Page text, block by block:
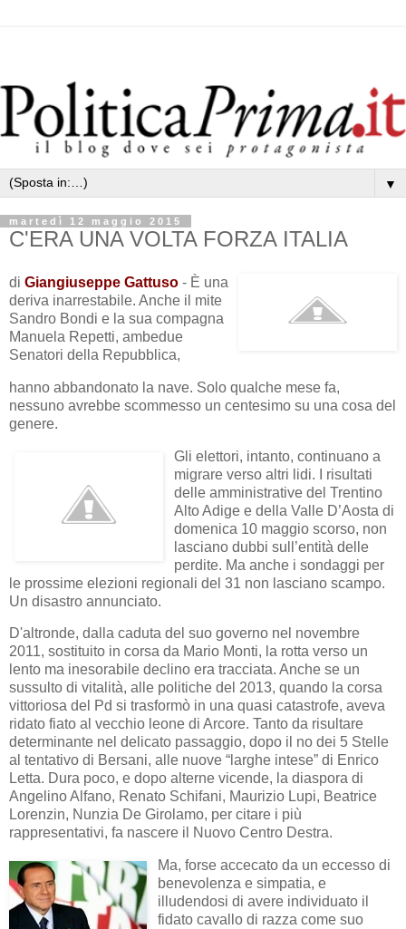
▼
martedì 12 maggio 2015
C'ERA UNA VOLTA FORZA ITALIA
di Giangiuseppe Gattuso - È una
deriva inarrestabile. Anche il mite
Sandro Bondi e la sua compagna
Manuela Repetti, ambedue
Senatori della Repubblica,
hanno abbandonato la nave. Solo qualche mese fa,
nessuno avrebbe scommesso un centesimo su una cosa del
genere.
Gli elettori, intanto, continuano a
migrare verso altri lidi. I risultati
delle amministrative del Trentino
Alto Adige e della Valle D’Aosta di
domenica 10 maggio scorso, non
lasciano dubbi sull’entità delle
perdite. Ma anche i sondaggi per
le prossime elezioni regionali del 31 non lasciano scampo.
Un disastro annunciato.
D'altronde, dalla caduta del suo governo nel novembre
2011, sostituito in corsa da Mario Monti, la rotta verso un
lento ma inesorabile declino era tracciata. Anche se un
sussulto di vitalità, alle politiche del 2013, quando la corsa
vittoriosa del Pd si trasformò in una quasi catastrofe, aveva
ridato fiato al vecchio leone di Arcore. Tanto da risultare
determinante nel delicato passaggio, dopo il no dei 5 Stelle
al tentativo di Bersani, alle nuove “larghe intese” di Enrico
Letta. Dura poco, e dopo alterne vicende, la diaspora di
Angelino Alfano, Renato Schifani, Maurizio Lupi, Beatrice
Lorenzin, Nunzia De Girolamo, per citare i più
rappresentativi, fa nascere il Nuovo Centro Destra.
Ma, forse accecato da un eccesso di
benevolenza e simpatia, e
illudendosi di avere individuato il
fidato cavallo di razza come suo